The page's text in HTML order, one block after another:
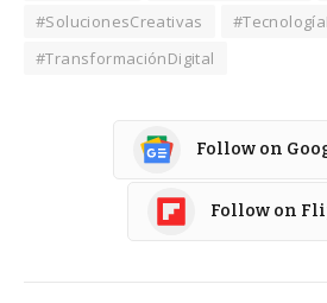
#SolucionesCreativas
#TransformaciónDigital
Follow on
Follow on